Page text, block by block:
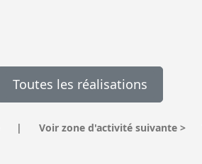
Toutes les réalisations
| Voir zone d'activité suivante >